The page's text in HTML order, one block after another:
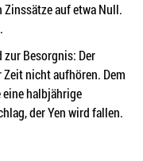
auf etwa Null.
Besorgnis: Der
nicht aufhören. Dem
eine halbjährige
der Yen wird fallen.